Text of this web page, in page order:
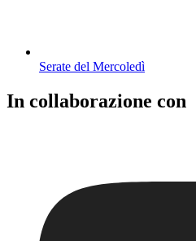
Serate del Mercoledì
In collaborazione con